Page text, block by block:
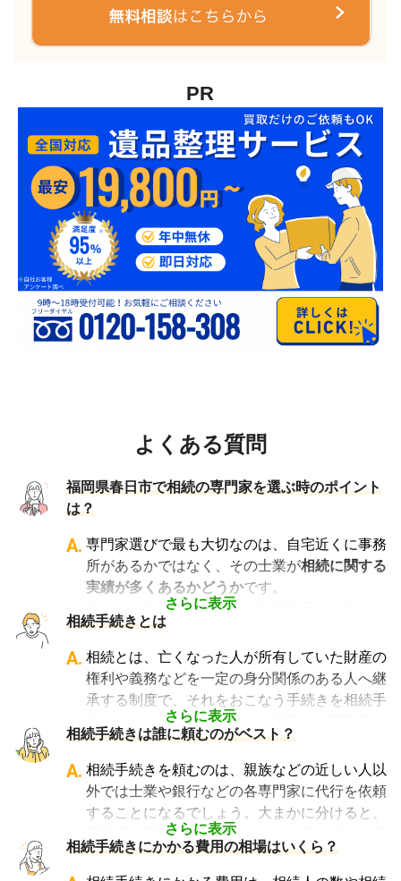
PR
よくある質問
福岡県春日市で相続の専門家を選ぶ時のポイント
は？
さらに表示
A. 専門家選びで最も大切なのは、自宅近くに事務
所があるかではなく、その士業が相続に関する
実績が多くあるかどうかです。
例えば行政書士といっても対応分野は幅広く、
法人設立や許認可申請など法人業務を中心に行
っている行政書士に相続手続きの相談をして
も、期待した結果は得られないでしょう。
また税理士であれば、相続は税理士試験の必修
科目でないことから資格試験を取る時に選択し
ていない人にとっては専門外となります。
よって、相続手続きを専門に行っている士業
や、相続手続きの実績が多数ある士業を選ぶこ
とが、スムーズで間違いのない相続手続きのた
めに非常に重要になります。
相続費用見積ガイドでは、相続手続きに強い経
相続手続きとは
さらに表示
A. 相続とは、亡くなった人が所有していた財産の
権利や義務などを一定の身分関係のある人へ継
承する制度で、それをおこなう手続きを相続手
続きといいます。具体的には預貯金や不動産、
借金なども含めた亡くなった人の財産を配偶者
や子どもなどの相続人に引き継ぐ手続きのこと
です。相続手続きが大変と言われるのは、その
複雑さや手続きの多さにあります。加えて役所
や銀行などに出向くことも多いことから時間も
手間もかかります。専門家に任せればそういっ
た煩わしさを大幅に減らすことができます。
相続手続きは誰に頼むのがベスト？
さらに表示
A. 相続手続きを頼むのは、親族などの近しい人以
外では士業や銀行などの各専門家に代行を依頼
することになるでしょう。大まかに分けると、
不動産に関する相続手続き全般は司法書士、戸
籍謄本の収集、預貯金口座・車などの名義変更
手続きを任せたい場合は行政書士、相続税申告
相続手続きにかかる費用の相場はいくら？